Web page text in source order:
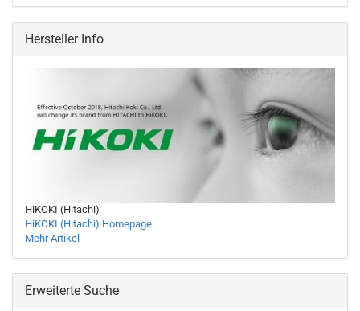
Hersteller Info
HiKOKI (Hitachi)
HiKOKI (Hitachi) Homepage
Mehr Artikel
Erweiterte Suche